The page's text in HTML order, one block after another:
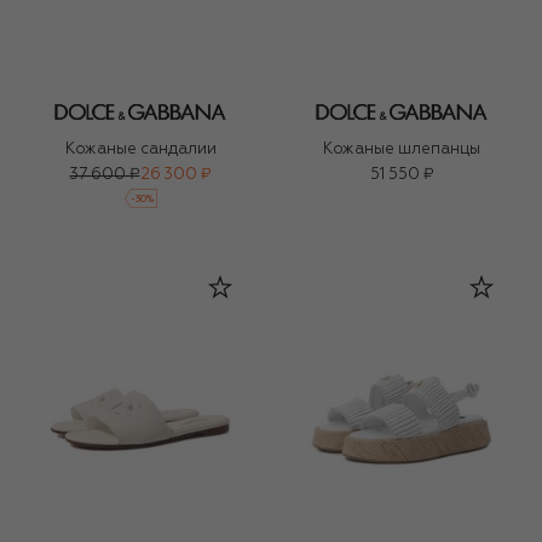
Кожаные сандалии
37 600 ₽26 300 ₽
-30%
Кожаные шлепанцы
51 550 ₽